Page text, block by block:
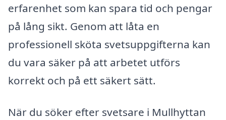
erfarenhet som kan spara tid och pengar
på lång sikt. Genom att låta en
professionell sköta svetsuppgifterna kan
du vara säker på att arbetet utförs
korrekt och på ett säkert sätt.
När du söker efter svetsare i Mullhyttan